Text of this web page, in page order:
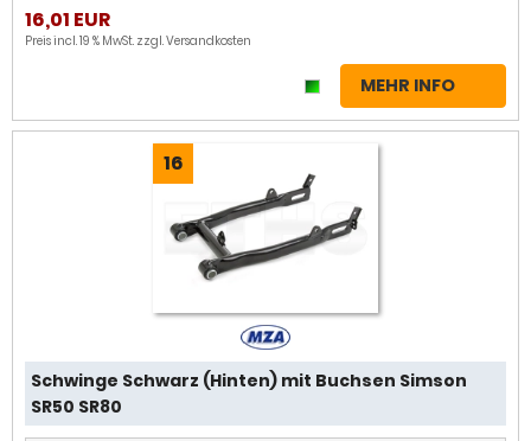
16,01 EUR
Preis incl. 19 % MwSt. zzgl.Versandkosten
MEHR INFO
16
Schwinge Schwarz (Hinten) mit Buchsen Simson
SR50 SR80